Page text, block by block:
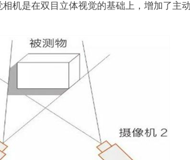
机是在双目立体视觉的基础上，增加了主